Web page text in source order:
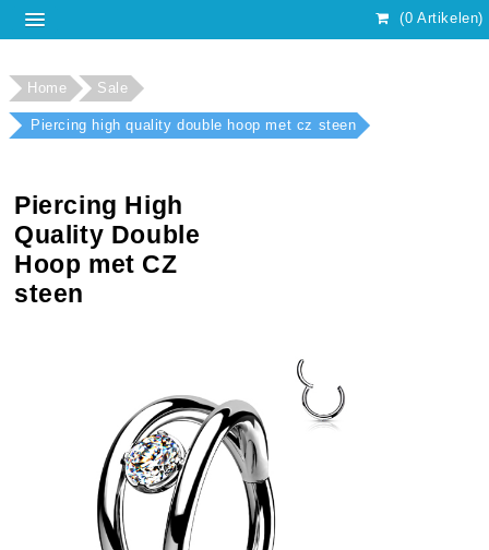
(0 Artikelen)
Home Sale
Piercing high quality double hoop met cz steen
Piercing High
Quality Double
Hoop met CZ
steen